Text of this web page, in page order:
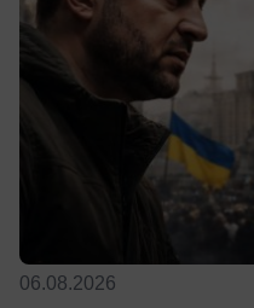
06.08.2026